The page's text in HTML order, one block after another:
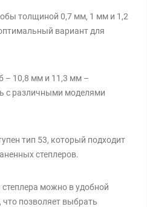
толщиной 0,7 мм, 1 мм и 1,2
вариант для
– 10,8 мм и 11,3 мм –
с различными моделями
тип 53, который подходит
степлеров.
можно в удобной
позволяет выбрать